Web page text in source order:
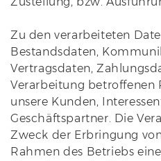
Zu den verarbeiteten
Bestandsdaten,
Vertragsdaten,
Verarbeitung betroffenen
unsere Kunden,
Geschäftspartner. Die
Zweck der Erbringung
Rahmen des Betriebs